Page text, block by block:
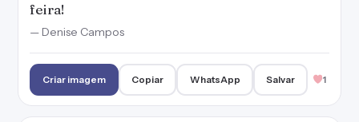
feira!
— Denise Campos
Criar imagem Copiar WhatsApp Salvar 1